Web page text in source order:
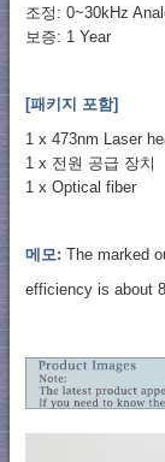
조정: 0~30kHz
보증: 1 Year
[패키지 포함]
1 x 473nm Laser
1 x 전원 공급 장치
1 x Optical fiber
메모: The marked
efficiency is about